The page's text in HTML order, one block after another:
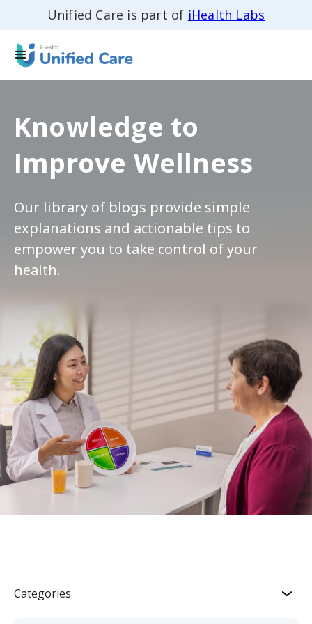
Unified Care is part of iHealth Labs
Knowledge to
Improve Wellness
Our library of blogs provide simple
explanations and actionable tips to
empower you to take control of your
health.
Categories